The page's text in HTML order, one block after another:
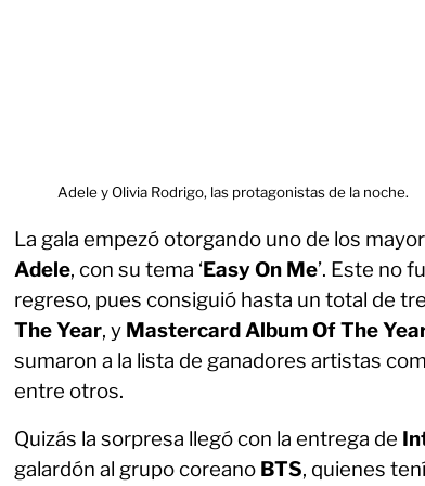
Adele y Olivia Rodrigo, las protagonistas de la noche.
La gala empezó otorgando uno de los
Adele, con su tema ‘Easy On Me’. Este no
regreso, pues consiguió hasta un total de
The Year, y Mastercard Album Of The
sumaron a la lista de ganadores artistas
entre otros.
Quizás la sorpresa llegó con la entrega de
galardón al grupo coreano BTS, quienes